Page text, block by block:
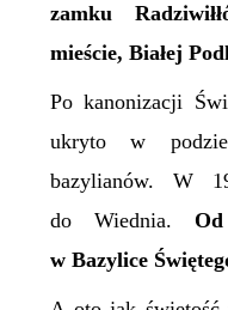
zamku
mieście, Białej
Po kanonizacji
ukryto w
bazylianów. W
do Wiednia.
w Bazylice